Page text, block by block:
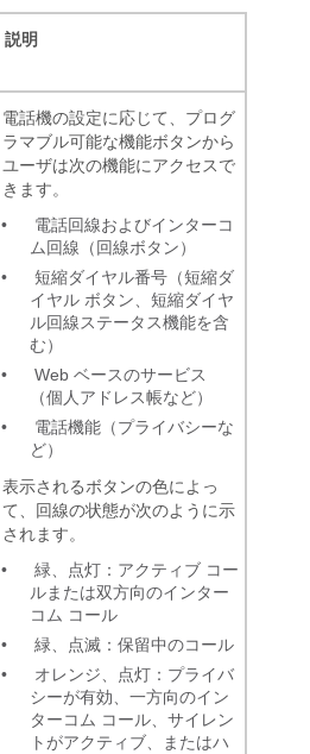
説明
電話機の設定に応じて、プログ
ラマブル可能な機能ボタンから
ユーザは次の機能にアクセスで
きます。
•
電話回線およびインターコ
ム回線（回線ボタン）
•
短縮ダイヤル番号（短縮ダ
イヤル ボタン、短縮ダイヤ
ル回線ステータス機能を含
む）
•
Web ベースのサービス
（個人アドレス帳など）
•
電話機能（プライバシーな
ど）
表示されるボタンの色によっ
て、回線の状態が次のように示
されます。
•
緑、点灯：アクティブ コー
ルまたは双方向のインター
コム コール
•
緑、点滅：保留中のコール
•
オレンジ、点灯：プライバ
シーが有効、一方向のイン
ターコム コール、サイレン
トがアクティブ、またはハ